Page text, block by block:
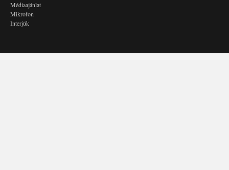
Médiaajánlat
Mikrofon
Interjúk